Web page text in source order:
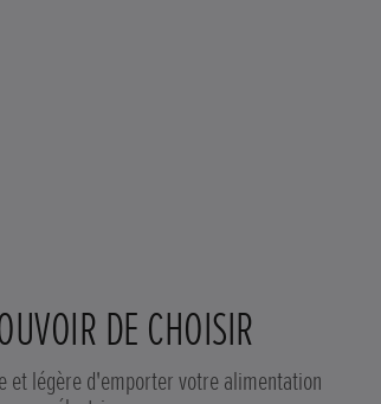
DE CHOISIR
et légère d'emporter votre alimentation